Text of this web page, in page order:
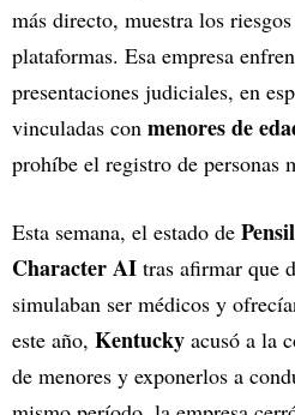
más directo, muestra los
plataformas. Esa empresa
presentaciones judiciales, en
vinculadas con menores de
prohíbe el registro de personas
Esta semana, el estado de
Character AI tras afirmar que
simulaban ser médicos y
este año, Kentucky acusó a la
de menores y exponerlos a